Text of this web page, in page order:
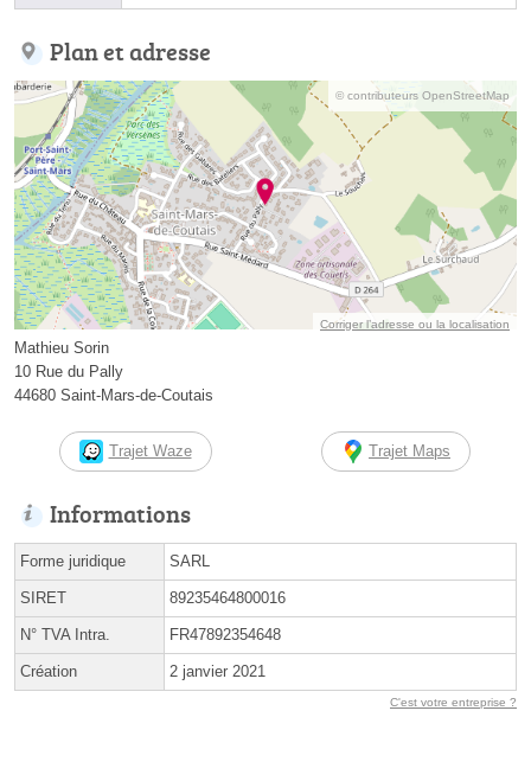
Plan et adresse
© contributeurs OpenStreetMap
Corriger l’adresse ou la localisation
Mathieu Sorin
10 Rue du Pally
44680 Saint-Mars-de-Coutais
Trajet Waze Trajet Maps
Informations
Forme juridique SARL
SIRET 89235464800016
N° TVA Intra. FR47892354648
Création 2 janvier 2021
C'est votre entreprise ?